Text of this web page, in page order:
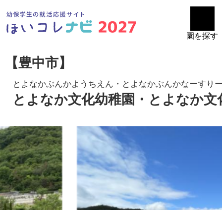
園を探す
【豊中市】
とよなかぶんかようちえん・とよなかぶんかなーすり
とよなか文化幼稚園・とよなか